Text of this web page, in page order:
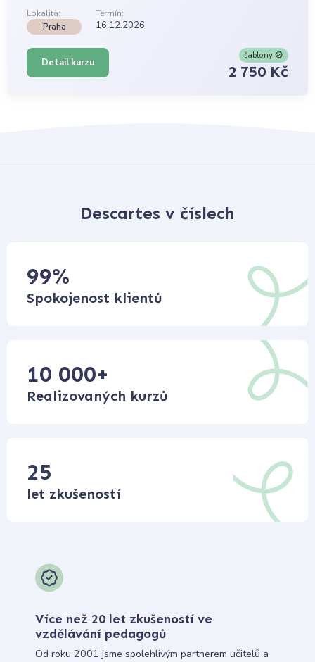
Lokalita:
Termín:
Praha
16.12.2026
Detail kurzu
šablony
2 750 Kč
Descartes v číslech
99%
Spokojenost klientů
10 000+
Realizovaných kurzů
25
let zkušeností
Více než 20 let zkušeností ve
vzdělávání pedagogů
Od roku 2001 jsme spolehlivým partnerem učitelů a